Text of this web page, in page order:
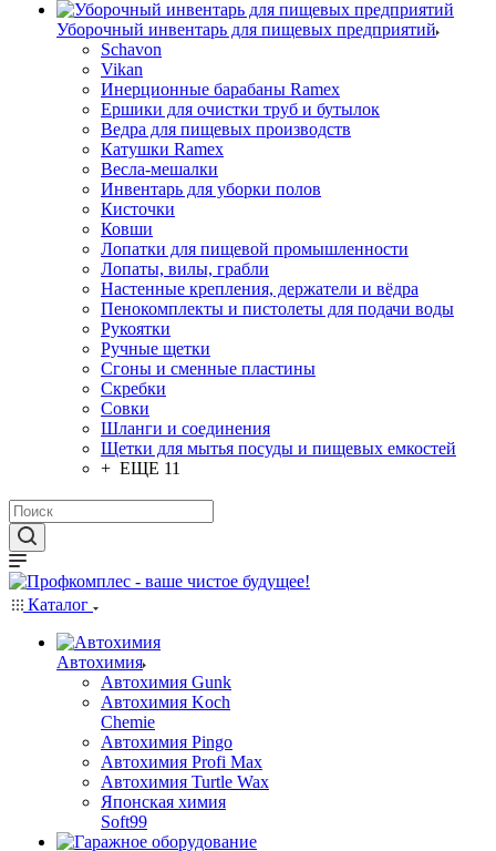
Уборочный инвентарь для пищевых предприятий
Schavon
Vikan
Инерционные барабаны Ramex
Ершики для очистки труб и бутылок
Ведра для пищевых производств
Катушки Ramex
Весла-мешалки
Инвентарь для уборки полов
Кисточки
Ковши
Лопатки для пищевой промышленности
Лопаты, вилы, грабли
Настенные крепления, держатели и вёдра
Пенокомплекты и пистолеты для подачи воды
Рукоятки
Ручные щетки
Сгоны и сменные пластины
Скребки
Совки
Шланги и соединения
Щетки для мытья посуды и пищевых емкостей
+ ЕЩЕ 11
Каталог
Автохимия
Автохимия Gunk
Автохимия Koch
Chemie
Автохимия Pingo
Автохимия Profi Max
Автохимия Turtle Wax
Японская химия
Soft99